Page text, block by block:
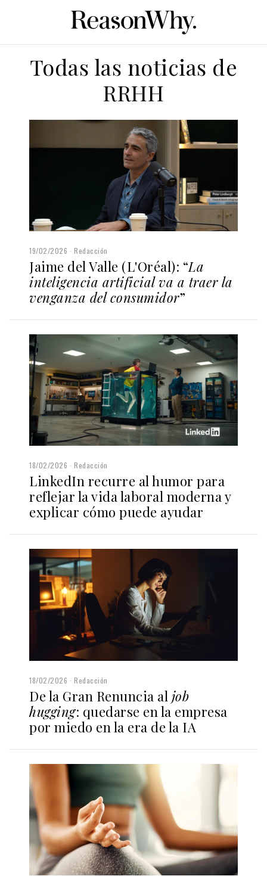
Todas las noticias de
RRHH
19/02/2026 Redacción
Jaime del Valle (L'Oréal): “La
inteligencia artificial va a traer la
venganza del consumidor”
18/02/2026 Redacción
LinkedIn recurre al humor para
reflejar la vida laboral moderna y
explicar cómo puede ayudar
18/02/2026 Redacción
De la Gran Renuncia al job
hugging: quedarse en la empresa
por miedo en la era de la IA